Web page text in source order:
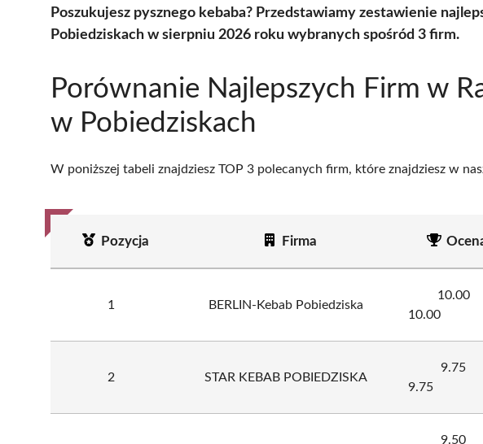
Poszukujesz pysznego kebaba? Przedstawiamy zestawienie
Pobiedziskach w sierpniu 2026 roku wybranych spośród 3 firm.
Porównanie Najlepszych Firm w
w Pobiedziskach
W poniższej tabeli znajdziesz TOP 3 polecanych firm, które znajdziesz w
Pozycja Firma
1 BERLIN-Kebab Pobiedziska
10.00
10.00
2 STAR KEBAB POBIEDZISKA
9.75
9.75
9.50